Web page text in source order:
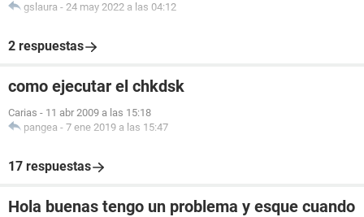
gslaura - 24 may 2022 a las 04:12
2 respuestas
como ejecutar el chkdsk
Carias - 11 abr 2009 a las 15:18
pangea - 7 ene 2019 a las 15:47
17 respuestas
Hola buenas tengo un problema y esque cuando